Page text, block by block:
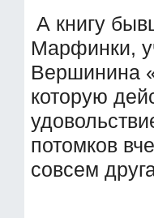
А книгу
Марфинки,
Вершинина
которую
потомков
совсем